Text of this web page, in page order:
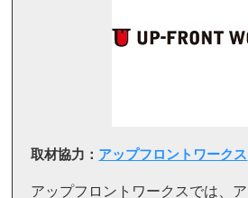
取材協力： アップフロントワークス
アップフロントワークスでは、